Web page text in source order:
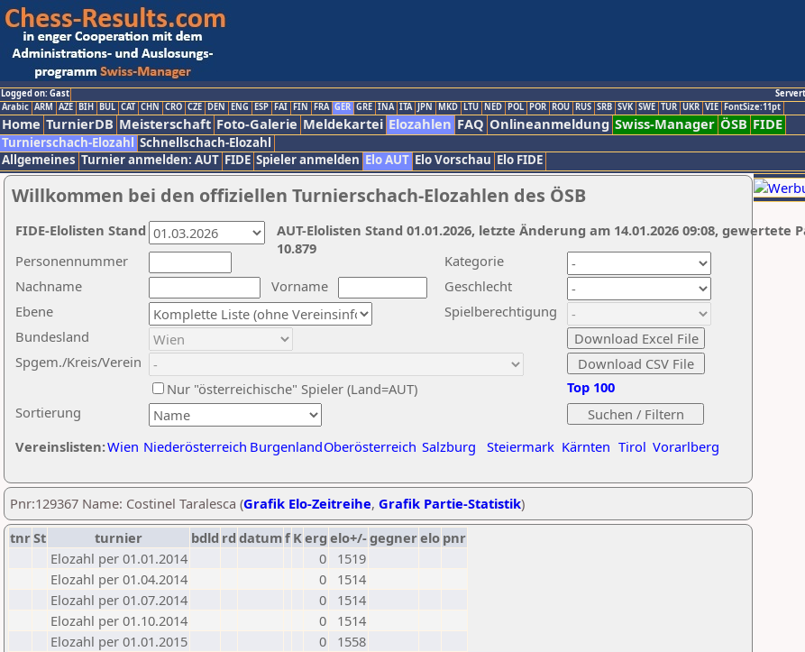
Logged on: Gast
Arabic ARM AZE BIH BUL CAT CHN CRO CZE DEN ENG ESP FAI FIN FRA GER GRE INA ITA JPN MKD LTU NED POL POR ROU RUS SRB SVK SWE TUR UKR VIE FontSize:11pt
Home TurnierDB Meisterschaft Foto-Galerie Meldekartei Elozahlen FAQ Onlineanmeldung Swiss-Manager ÖSB FIDE
Turnierschach-Elozahl Schnellschach-Elozahl
Allgemeines Turnier anmelden: AUT FIDE Spieler anmelden Elo AUT Elo Vorschau Elo FIDE
Willkommen bei den offiziellen Turnierschach-Elozahlen des ÖSB
Nachname
Vorname
Ebene
Kategorie
Sortierung
Personennummer
Bundesland
Spgem./Kreis/Verein
Geschlecht
Nur "österreichische" Spieler (Land=AUT)
Spielberechtigung
Vereinslisten:Wien Niederösterreich BurgenlandOberösterreich Salzburg Steiermark Kärnten Tirol Vorarlberg
Top 100
AUT-Elolisten Stand 01.01.2026, letzte Änderung am 14.01.2026 09:08, gewertete
10.879
FIDE-Elolisten Stand
Pnr:129367 Name: Costinel Taralesca (Grafik Elo-Zeitreihe, Grafik Partie-Statistik)
tnrSt turnier bdld rd datumf Kerg elo+/-gegnerelo pnr
Elozahl per 01.01.2014
0
1519
Elozahl per 01.04.2014
0
1514
Elozahl per 01.07.2014
0
1514
Elozahl per 01.10.2014
0
1514
Elozahl per 01.01.2015
0
1558